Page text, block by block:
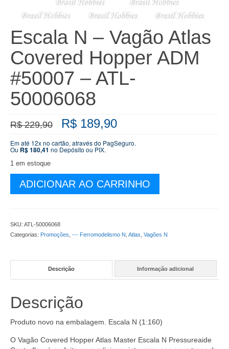
Escala N – Vagão Atlas
Covered Hopper ADM
#50007 – ATL-
50006068
R$229,90 O
preço
original
era:
R$ 189,90O
atual
Em até 12x no cartão, através do PagSeguro.
Ou R$180,41 no Depósito ou PIX.
1 em estoque
Escala
Hopper
#50007
ATL-
quantidade
ADICIONAR AO CARRINHO
SKU: ATL-50006068
Categorias: Promoções --- Ferromodelismo N Atlas Vagões N
Descrição Informação adicional
Descrição
Produto novo na embalagem. Escala N (1:160)
O Vagão Covered Hopper Atlas Master Escala N Pressureaide